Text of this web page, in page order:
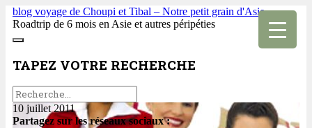
blog voyage de Choupi et Tibal – Notre petit grain d'Asie
Roadtrip de 6 mois en Asie et autres péripéties
TAPEZ VOTRE RECHERCHE
10 juillet 2011
Partagez sur les réseaux sociaux :